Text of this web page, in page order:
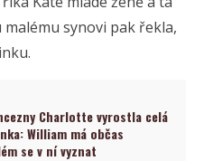
synovi pak řekla,
Charlotte vyrostla celá
William má občas
se v ní vyznat